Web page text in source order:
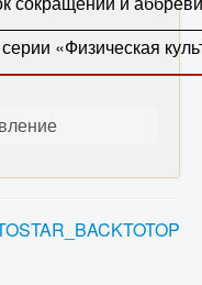
«Физическая